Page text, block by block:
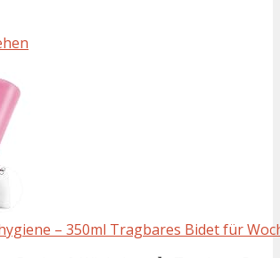
– 350ml Tragbares Bidet für